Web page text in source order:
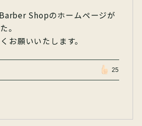
Shopのホームページが
。
お願いいたします。
25